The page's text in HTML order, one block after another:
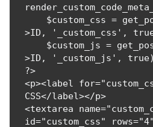
>ID, '_custom_css',
>ID, '_custom_js',
?>
<p><label
CSS</label></p>
<textarea
id="custom_css" rows="4"